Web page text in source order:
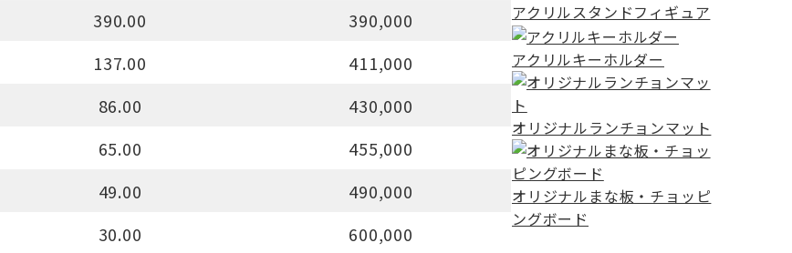
390.00
390,000
137.00
411,000
86.00
430,000
65.00
455,000
49.00
490,000
30.00
600,000
アクリルスタンドフィギュア
アクリルキーホルダー
オリジナルランチョンマット
オリジナルまな板・チョッピ
ングボード